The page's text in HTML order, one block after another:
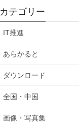
カテゴリー
IT推進
あらかると
ダウンロード
全国・中国
画像・写真集